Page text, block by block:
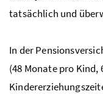
tatsächlich und
In der
(48 Monate pro